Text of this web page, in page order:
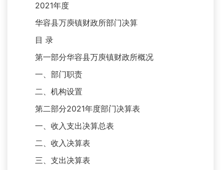
2021年度
华容县万庾镇财政所部门决算
目 录
第一部分华容县万庾镇财政所概况
一、部门职责
二、机构设置
第二部分2021年度部门决算表
一、收入支出决算总表
二、收入决算表
三、支出决算表